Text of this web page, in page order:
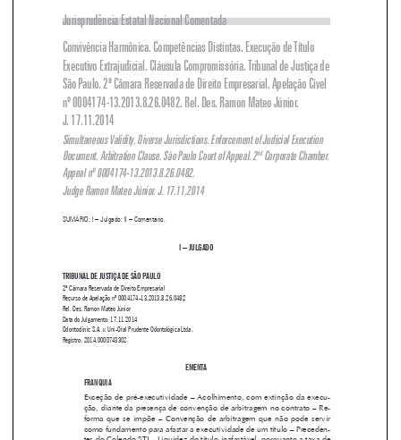






 



 




  







Convivência Harmônica. Competências Distintas. Execução de Título
Executivo Extrajudicial. Cláusula Compromissória. Tribunal de Justiça de
São Paulo. 2ª Câmara Reservada de Direito Empresarial. Apelação Cível
nº 0004174-13.2013.8.26.0482. Rel. Des. Ramon Mateo Júnior.
J. 17.11.2014
Simultaneous Validity. Diverse Jurisdictions. Enforcement of Judicial Execution
Document. Arbitration Clause. São Paulo Court of Appeal. 2nd Corporate Chamber.
Appeal nº 0004174-13.2013.8.26.0482.
Judge Ramon Mateo Júnior. J. 17.11.2014
SUMÁRIO: I – Julgado; II – Comentário.
I – JUlgado
TRIBUNAL DE JUSTIÇA DE SÃO PAULO
2ª Câmara Reservada de Direito Empresarial
Recurso de Apelação nº 0004174-13.2013.8.26.0482
Rel. Des. Ramon Mateo Júnior
Data do Julgamento: 17.11.2014
Odontoclinic S.A. v. Uni-Oral Prudente Odontológica Ltda.
FRANQUIA
Exceção de pré-executividade – Acolhimento, com extinção da execu-